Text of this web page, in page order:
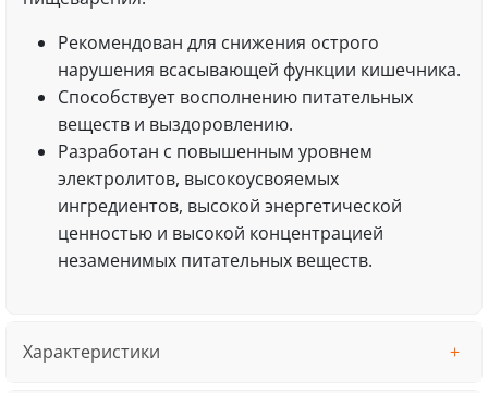
Рекомендован для снижения острого
нарушения всасывающей функции кишечника.
Способствует восполнению питательных
веществ и выздоровлению.
Разработан с повышенным уровнем
электролитов, высокоусвояемых
ингредиентов, высокой энергетической
ценностью и высокой концентрацией
незаменимых питательных веществ.
Характеристики